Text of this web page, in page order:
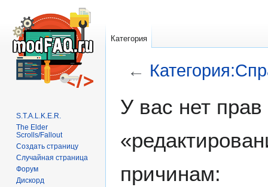
←
Перейти
Перейти
У вас нет
причинам:
Категория
S.T.A.L.K.E.R.
The Elder
Scrolls/Fallout
Создать страницу
Случайная страница
Форум
Дискорд